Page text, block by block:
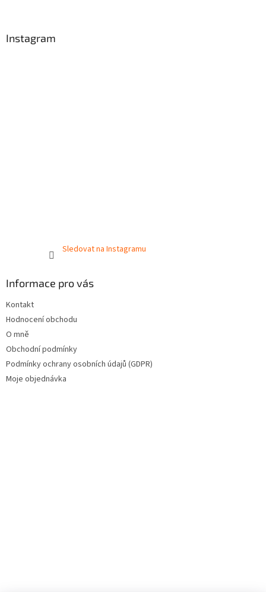
Instagram
Sledovat na Instagramu
Informace pro vás
Kontakt
Hodnocení obchodu
O mně
Obchodní podmínky
Podmínky ochrany osobních údajů (GDPR)
Moje objednávka